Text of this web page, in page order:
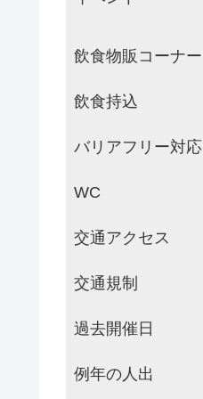
飲食物販コーナー
飲食持込
バリアフリー対応
WC
交通アクセス
交通規制
過去開催日
例年の人出